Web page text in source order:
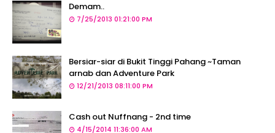
Demam..
7/25/2013 01:21:00 PM
Bersiar-siar di Bukit Tinggi Pahang ~Taman
arnab dan Adventure Park
12/21/2013 08:11:00 PM
Cash out Nuffnang - 2nd time
4/15/2014 11:36:00 AM